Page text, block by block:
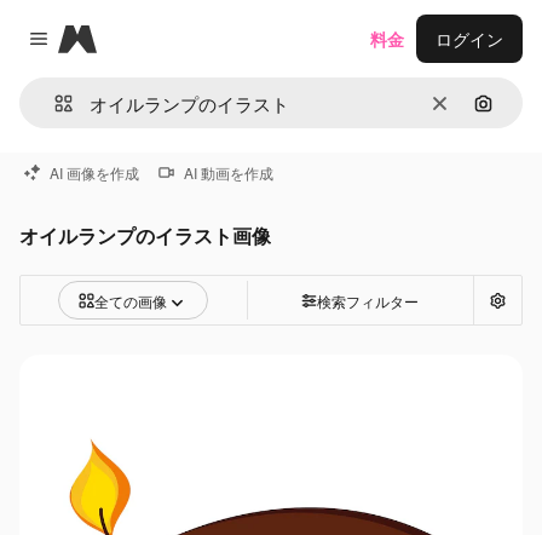
Close menu
Magnific
消去 画像で
料金 ログイン
AI 画像を作成 AI 動画を作成
オイルランプのイラスト画像
全ての画像 検索フィルター